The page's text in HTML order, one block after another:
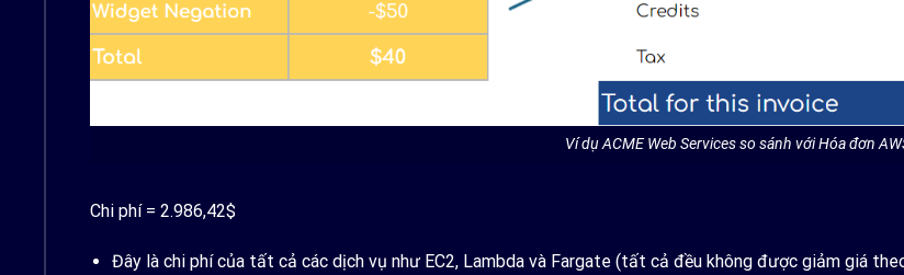
Ví dụ ACME Web Services so sánh với Hóa đơn
Chi phí = 2.986,42$
Đây là chi phí của tất cả các dịch vụ như EC2, Lambda và Fargate (tất cả đều không được giảm giá